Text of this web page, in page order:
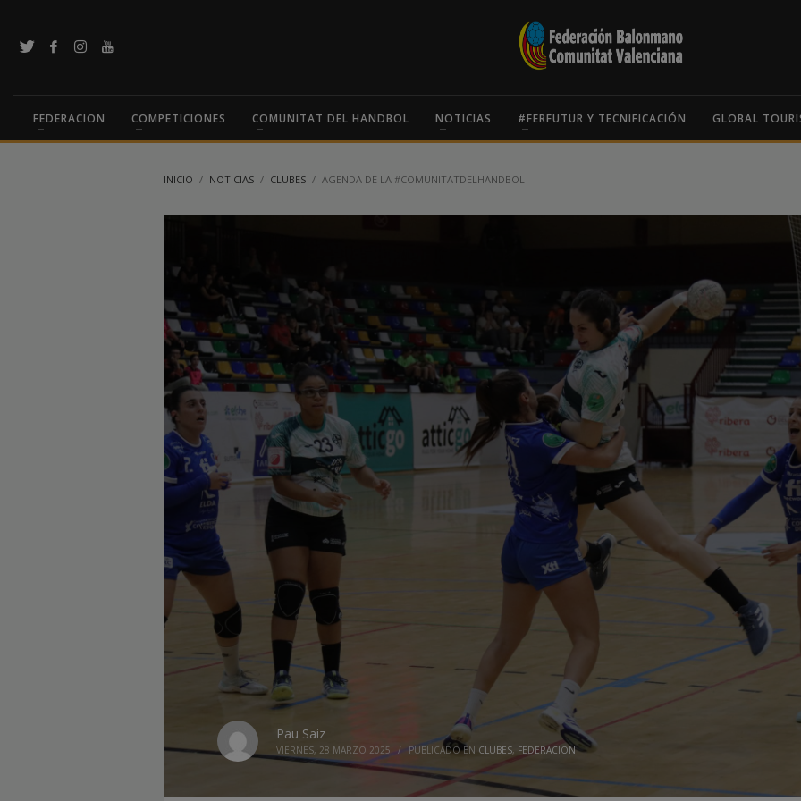
FEDERACION COMPETICIONES COMUNITAT DEL HANDBOL NOTICIAS #FERFUTUR Y TECNIFICACIÓN GLOBAL
INICIO NOTICIAS CLUBES AGENDA DE LA #COMUNITATDELHANDBOL
Pau Saiz
VIERNES, 28 MARZO 2025 / PUBLICADO EN CLUBES, FEDERACION